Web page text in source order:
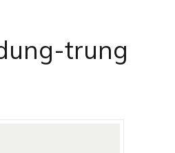
trung